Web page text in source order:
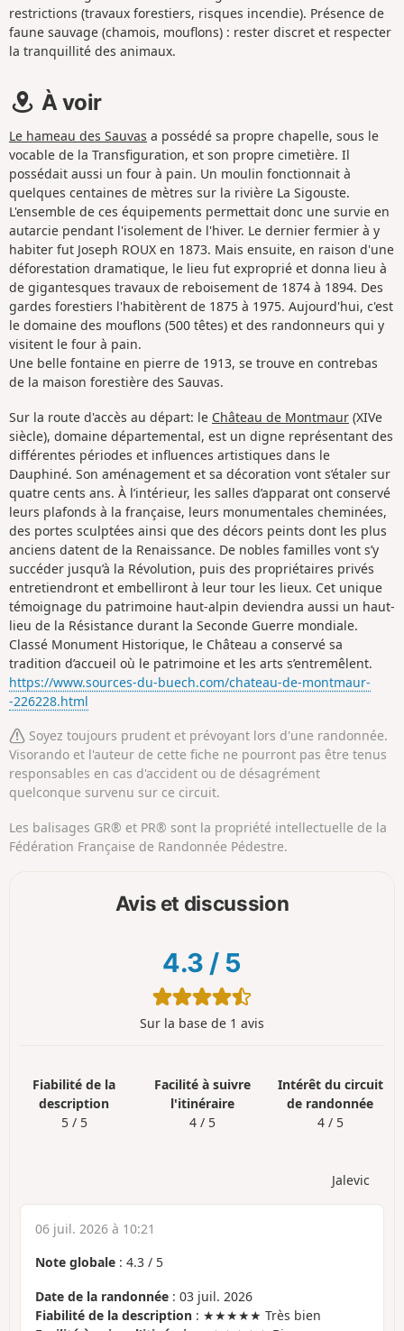
restrictions (travaux forestiers, risques incendie). Présence de
faune sauvage (chamois, mouflons) : rester discret et respecter
la tranquillité des animaux.
À voir
Le hameau des Sauvas a possédé sa propre chapelle, sous le
vocable de la Transfiguration, et son propre cimetière. Il
possédait aussi un four à pain. Un moulin fonctionnait à
quelques centaines de mètres sur la rivière La Sigouste.
L'ensemble de ces équipements permettait donc une survie en
autarcie pendant l'isolement de l'hiver. Le dernier fermier à y
habiter fut Joseph ROUX en 1873. Mais ensuite, en raison d'une
déforestation dramatique, le lieu fut exproprié et donna lieu à
de gigantesques travaux de reboisement de 1874 à 1894. Des
gardes forestiers l'habitèrent de 1875 à 1975. Aujourd'hui, c'est
le domaine des mouflons (500 têtes) et des randonneurs qui y
visitent le four à pain.
Une belle fontaine en pierre de 1913, se trouve en contrebas
de la maison forestière des Sauvas.
Sur la route d'accès au départ: le Château de Montmaur (XIVe
siècle), domaine départemental, est un digne représentant des
différentes périodes et influences artistiques dans le
Dauphiné. Son aménagement et sa décoration vont s’étaler sur
quatre cents ans. À l’intérieur, les salles d’apparat ont conservé
leurs plafonds à la française, leurs monumentales cheminées,
des portes sculptées ainsi que des décors peints dont les plus
anciens datent de la Renaissance. De nobles familles vont s’y
succéder jusqu’à la Révolution, puis des propriétaires privés
entretiendront et embelliront à leur tour les lieux. Cet unique
témoignage du patrimoine haut-alpin deviendra aussi un haut-
lieu de la Résistance durant la Seconde Guerre mondiale.
Classé Monument Historique, le Château a conservé sa
tradition d’accueil où le patrimoine et les arts s’entremêlent.
https://www.sources-du-buech.com/chateau-de-montmaur-
-226228.html
Soyez toujours prudent et prévoyant lors d'une randonnée.
Visorando et l'auteur de cette fiche ne pourront pas être tenus
responsables en cas d'accident ou de désagrément
quelconque survenu sur ce circuit.
Les balisages GR® et PR® sont la propriété intellectuelle de la
Fédération Française de Randonnée Pédestre.
Avis et discussion
4.3 / 5
Sur la base de 1 avis
Fiabilité de la
description
5 / 5
Facilité à suivre
l'itinéraire
4 / 5
Intérêt du circuit
de randonnée
4 / 5
Jalevic
06 juil. 2026 à 10:21
Note globale : 4.3 / 5
Date de la randonnée : 03 juil. 2026
Fiabilité de la description : ★★★★★ Très bien